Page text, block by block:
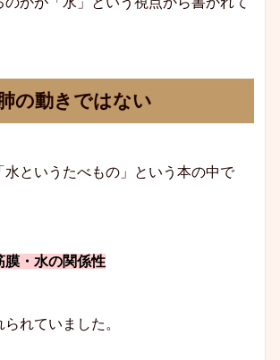
の動きではない
水というたべもの」という本の中で
膜・水の関係性
れていました。